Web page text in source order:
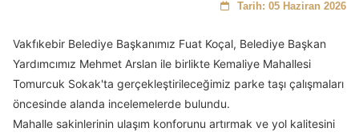
Tarih: 05 Haziran 2026
Vakfıkebir Belediye Başkanımız Fuat Koçal, Belediye Başkan
Yardımcımız Mehmet Arslan ile birlikte Kemaliye Mahallesi
Tomurcuk Sokak'ta gerçekleştirileceğimiz parke taşı çalışmaları
öncesinde alanda incelemelerde bulundu.
Mahalle sakinlerinin ulaşım konforunu artırmak ve yol kalitesini